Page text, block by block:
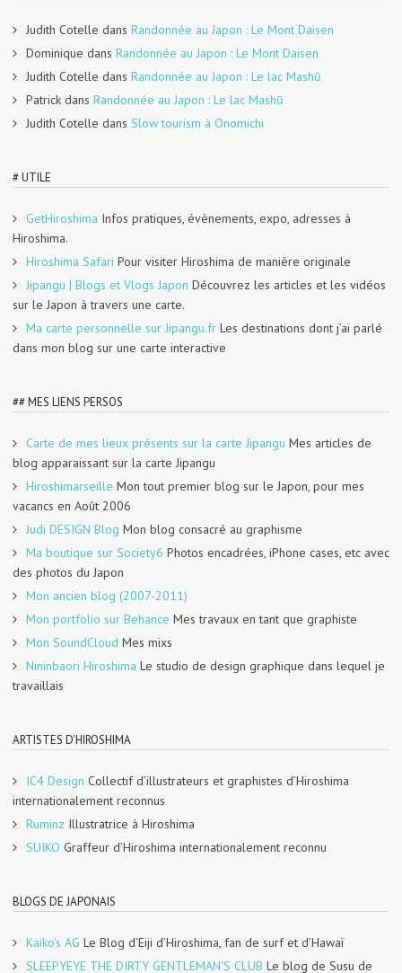
Judith Cotelle dans Randonnée au Japon : Le Mont Daisen
Dominique dans Randonnée au Japon : Le Mont Daisen
Judith Cotelle dans Randonnée au Japon : Le lac Mashū
Patrick dans Randonnée au Japon : Le lac Mashū
Judith Cotelle dans Slow tourism à Onomichi
# UTILE
GetHiroshima Infos pratiques, évènements, expo, adresses à
Hiroshima.
Hiroshima Safari Pour visiter Hiroshima de manière originale
Jipangu | Blogs et Vlogs Japon Découvrez les articles et les vidéos
sur le Japon à travers une carte.
Ma carte personnelle sur Jipangu.fr Les destinations dont j’ai parlé
dans mon blog sur une carte interactive
## MES LIENS PERSOS
Carte de mes lieux présents sur la carte Jipangu Mes articles de
blog apparaissant sur la carte Jipangu
Hiroshimarseille Mon tout premier blog sur le Japon, pour mes
vacancs en Août 2006
Judi DESIGN Blog Mon blog consacré au graphisme
Ma boutique sur Society6 Photos encadrées, iPhone cases, etc avec
des photos du Japon
Mon ancien blog (2007-2011)
Mon portfolio sur Behance Mes travaux en tant que graphiste
Mon SoundCloud Mes mixs
Nininbaori Hiroshima Le studio de design graphique dans lequel je
travaillais
ARTISTES D'HIROSHIMA
IC4 Design Collectif d’illustrateurs et graphistes d’Hiroshima
internationalement reconnus
Ruminz Illustratrice à Hiroshima
SUIKO Graffeur d’Hiroshima internationalement reconnu
BLOGS DE JAPONAIS
Kaiko's AG Le Blog d’Eiji d’Hiroshima, fan de surf et d’Hawaï
SLEEPYEYE THE DIRTY GENTLEMAN'S CLUB Le blog de Susu de